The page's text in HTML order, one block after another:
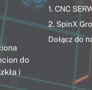
do
i
1. CNC
2. SpinX
Dołącz do